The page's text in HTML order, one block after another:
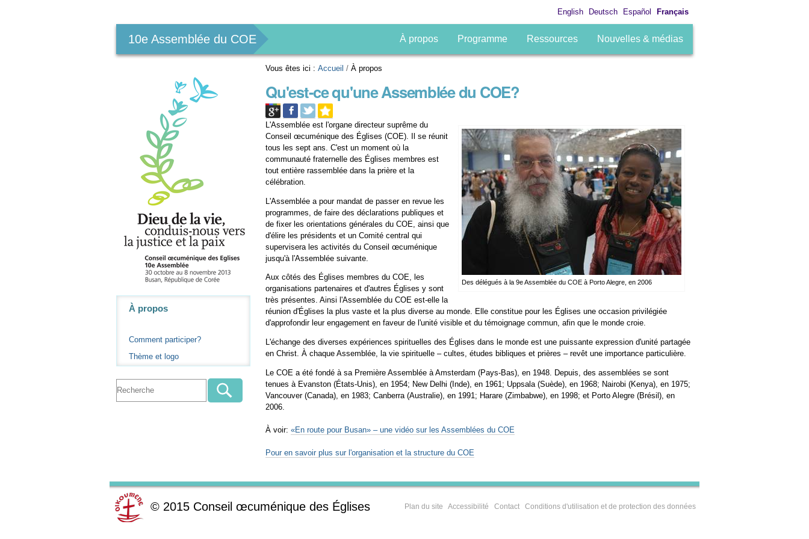
English Deutsch Español Français
10e Assemblée du COE À propos Programme Ressources Nouvelles & médias
Vous êtes ici : Accueil /À propos
Qu'est-ce qu'une Assemblée du COE?
Des délégués à la 9e Assemblée du COE à Porto Alegre, en 2006
L'Assemblée est l'organe directeur suprême du
Conseil œcuménique des Églises (COE). Il se réunit
tous les sept ans. C'est un moment où la
communauté fraternelle des Églises membres est
tout entière rassemblée dans la prière et la
célébration.
L'Assemblée a pour mandat de passer en revue les
programmes, de faire des déclarations publiques et
de fixer les orientations générales du COE, ainsi que
d'élire les présidents et un Comité central qui
supervisera les activités du Conseil œcuménique
jusqu'à l'Assemblée suivante.
Aux côtés des Églises membres du COE, les
organisations partenaires et d'autres Églises y sont
très présentes. Ainsi l'Assemblée du COE est-elle la
réunion d'Églises la plus vaste et la plus diverse au monde. Elle constitue pour les Églises une occasion privilégiée
d'approfondir leur engagement en faveur de l'unité visible et du témoignage commun, afin que le monde croie.
L'échange des diverses expériences spirituelles des Églises dans le monde est une puissante expression d'unité partagée
en Christ. À chaque Assemblée, la vie spirituelle – cultes, études bibliques et prières – revêt une importance particulière.
Le COE a été fondé à sa Première Assemblée à Amsterdam (Pays-Bas), en 1948. Depuis, des assemblées se sont
tenues à Evanston (États-Unis), en 1954; New Delhi (Inde), en 1961; Uppsala (Suède), en 1968; Nairobi (Kenya), en 1975;
Vancouver (Canada), en 1983; Canberra (Australie), en 1991; Harare (Zimbabwe), en 1998; et Porto Alegre (Brésil), en
2006.
À voir:«En route pour Busan» – une vidéo sur les Assemblées du COE
Pour en savoir plus sur l'organisation et la structure du COE
Navigation
À propos
Comment participer?
Thème et logo
© 2015 Conseil œcuménique des Églises Plan du site Accessibilité Contact Conditions d'utilisation et de protection des données